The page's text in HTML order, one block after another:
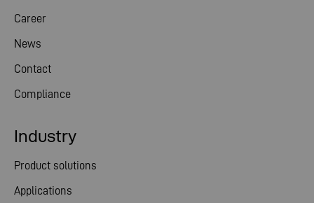
Career
News
Contact
Compliance
Industry
Product solutions
Applications